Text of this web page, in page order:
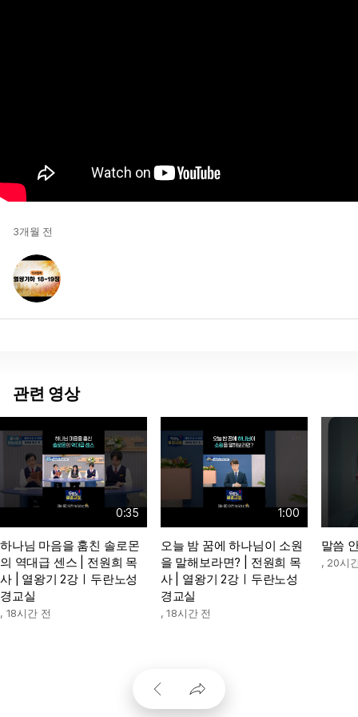
3개월 전
관련 영상
0:35
하나님 마음을 훔친 솔로몬
의 역대급 센스 | 전원희 목
사 | 열왕기 2강ㅣ두란노성
경교실
, 18시간 전
1:00
오늘 밤 꿈에 하나님이 소원
을 말해보라면? | 전원희 목
사 | 열왕기 2강ㅣ두란노성
경교실
,18시간 전
말씀
, 20시